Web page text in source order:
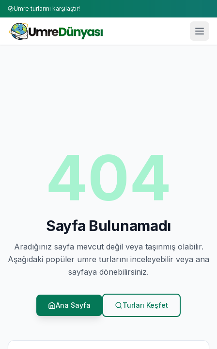
Umre turlarını karşılaştır!
404
Sayfa Bulunamadı
Aradığınız sayfa mevcut değil veya taşınmış olabilir.
Aşağıdaki popüler umre turlarını inceleyebilir veya ana
sayfaya dönebilirsiniz.
Ana Sayfa Turları Keşfet